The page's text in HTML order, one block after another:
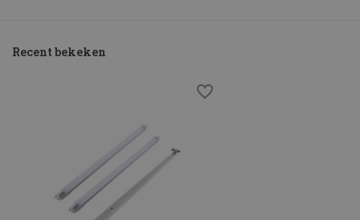
Recent bekeken